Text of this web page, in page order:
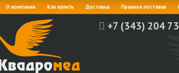
О компании Как купить Доставка Правила поставки
+7 (343) 204